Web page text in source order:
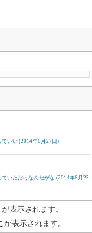
ていい (2014年6月27日)
いただけなんだがな (2014年6月25
表示されます。
表示されます。